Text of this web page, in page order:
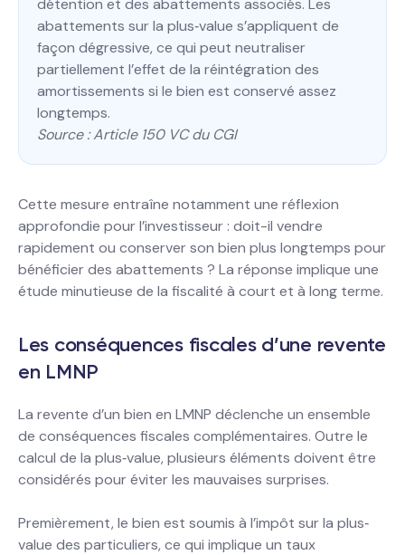
détention et des abattements associés. Les
abattements sur la plus‐value s’appliquent de
façon dégressive, ce qui peut neutraliser
partiellement l’effet de la réintégration des
amortissements si le bien est conservé assez
longtemps.
Source : Article 150 VC du CGI
Cette mesure entraîne notamment une réflexion
approfondie pour l’investisseur : doit-il vendre
rapidement ou conserver son bien plus longtemps pour
bénéficier des abattements ? La réponse implique une
étude minutieuse de la fiscalité à court et à long terme.
Les conséquences fiscales d’une revente
en LMNP
La revente d’un bien en LMNP déclenche un ensemble
de conséquences fiscales complémentaires. Outre le
calcul de la plus‐value, plusieurs éléments doivent être
considérés pour éviter les mauvaises surprises.
Premièrement, le bien est soumis à l’impôt sur la plus‐
value des particuliers, ce qui implique un taux